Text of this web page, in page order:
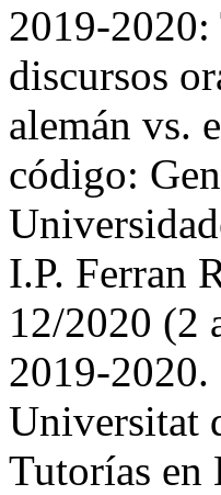
2019-
discursos
alemán vs.
código:
I.P. Ferran
12/2020 (2
2019-
Universitat
Tutorías en